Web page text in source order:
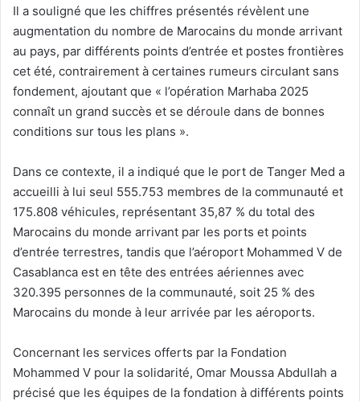
Il a souligné que les chiffres présentés révèlent une
augmentation du nombre de Marocains du monde arrivant
au pays, par différents points d’entrée et postes frontières
cet été, contrairement à certaines rumeurs circulant sans
fondement, ajoutant que « l’opération Marhaba 2025
connaît un grand succès et se déroule dans de bonnes
conditions sur tous les plans ».
Dans ce contexte, il a indiqué que le port de Tanger Med a
accueilli à lui seul 555.753 membres de la communauté et
175.808 véhicules, représentant 35,87 % du total des
Marocains du monde arrivant par les ports et points
d’entrée terrestres, tandis que l’aéroport Mohammed V de
Casablanca est en tête des entrées aériennes avec
320.395 personnes de la communauté, soit 25 % des
Marocains du monde à leur arrivée par les aéroports.
Concernant les services offerts par la Fondation
Mohammed V pour la solidarité, Omar Moussa Abdullah a
précisé que les équipes de la fondation à différents points